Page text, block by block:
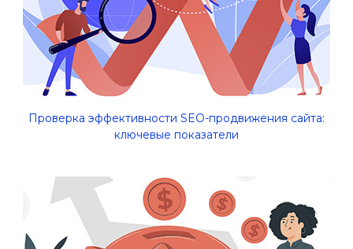
Проверка эффективности SEO-продвижения сайта:
ключевые показатели